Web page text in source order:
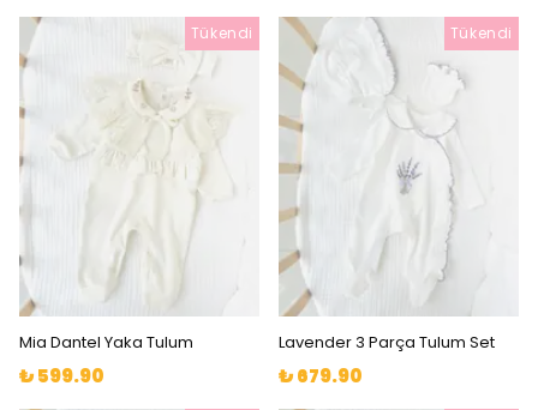
Tükendi
Mia Dantel Yaka Tulum
₺ 599.90
Tükendi
Lavender 3 Parça Tulum Set
₺ 679.90